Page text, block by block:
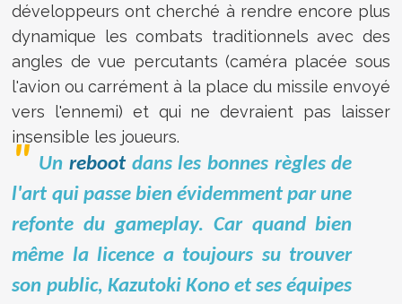
développeurs ont cherché à rendre encore plus
dynamique les combats traditionnels avec des
angles de vue percutants (caméra placée sous
l'avion ou carrément à la place du missile envoyé
vers l'ennemi) et qui ne devraient pas laisser
insensible les joueurs.
Unrebootdans les bonnes règles de
l'art qui passe bien évidemment par une
refonte du gameplay. Car quand bien
même la licence a toujours su trouver
son public, Kazutoki Kono et ses équipes